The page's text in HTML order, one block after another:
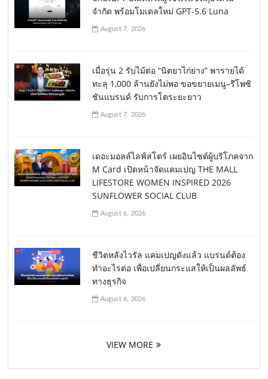
จำกัด พร้อมโมเดลใหม่ GPT-5.6 Luna
August 7, 2026
เมื่อรุ่น 2 รับไม้ต่อ “นิตยาไก่ย่าง” พารายได้
ทะลุ 1,000 ล้านยังไม่พอ ขอขยายเมนู–รีโพซิ
ชันแบรนด์ รับการโตระยะยาว
August 7, 2026
เดอะมอลล์ไลฟ์สโตร์ เผยอินไซต์ผู้บริโภคจาก
M Card เปิดหน้าจัดแคมเปญ THE MALL
LIFESTORE WOMEN INSPIRED 2026
SUNFLOWER SOCIAL CLUB
August 6, 2026
ชีวิตหลังไวรัล แคมเปญดังแล้ว แบรนด์ต้อง
ทำอะไรต่อ เพื่อเปลี่ยนกระแสให้เป็นผลลัพธ์
ทางธุรกิจ
August 6, 2026
VIEW MORE